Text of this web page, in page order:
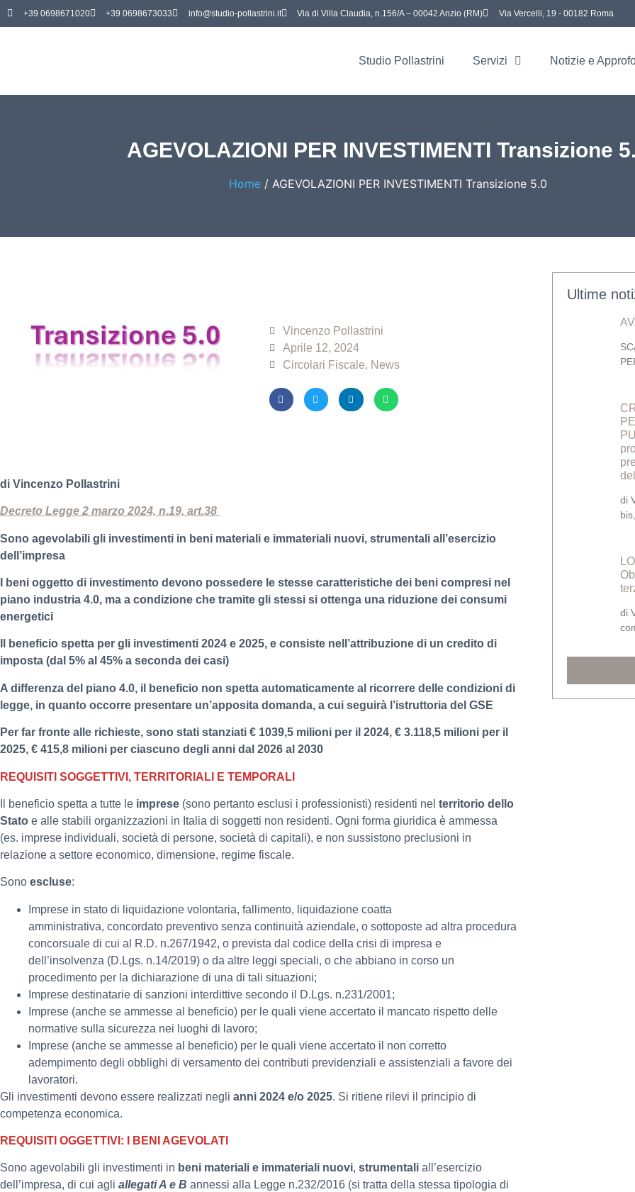
+39 0698671020 +39 0698673033 info@studio-pollastrini.it Via di Villa Claudia, n.156/A – 00042 Anzio (RM) Via Vercelli, 19 - 00182 Roma
Studio Pollastrini Servizi Notizie e
AGEVOLAZIONI PER INVESTIMENTI Transizione
Home/ AGEVOLAZIONI PER INVESTIMENTI Transizione 5.0
Vincenzo Pollastrini
Aprile 12, 2024
Circolari Fiscale, News
di Vincenzo Pollastrini
Decreto Legge 2 marzo 2024, n.19, art.38
Sono agevolabili gli investimenti in beni materiali e immateriali nuovi, strumentali all’esercizio
dell’impresa
I beni oggetto di investimento devono possedere le stesse caratteristiche dei beni compresi nel
piano industria 4.0, ma a condizione che tramite gli stessi si ottenga una riduzione dei consumi
energetici
Il beneficio spetta per gli investimenti 2024 e 2025, e consiste nell’attribuzione di un credito di
imposta (dal 5% al 45% a seconda dei casi)
A differenza del piano 4.0, il beneficio non spetta automaticamente al ricorrere delle condizioni di
legge, in quanto occorre presentare un’apposita domanda, a cui seguirà l’istruttoria del GSE
Per far fronte alle richieste, sono stati stanziati € 1039,5 milioni per il 2024, € 3.118,5 milioni per il
2025, € 415,8 milioni per ciascuno degli anni dal 2026 al 2030
REQUISITI SOGGETTIVI, TERRITORIALI E TEMPORALI
Il beneficio spetta a tutte le imprese (sono pertanto esclusi i professionisti) residenti nel territorio dello
Stato e alle stabili organizzazioni in Italia di soggetti non residenti. Ogni forma giuridica è ammessa
(es. imprese individuali, società di persone, società di capitali), e non sussistono preclusioni in
relazione a settore economico, dimensione, regime fiscale.
Sono escluse:
Imprese in stato di liquidazione volontaria, fallimento, liquidazione coatta
amministrativa, concordato preventivo senza continuità aziendale, o sottoposte ad altra procedura
concorsuale di cui al R.D. n.267/1942, o prevista dal codice della crisi di impresa e
dell’insolvenza (D.Lgs. n.14/2019) o da altre leggi speciali, o che abbiano in corso un
procedimento per la dichiarazione di una di tali situazioni;
Imprese destinatarie di sanzioni interdittive secondo il D.Lgs. n.231/2001;
Imprese (anche se ammesse al beneficio) per le quali viene accertato il mancato rispetto delle
normative sulla sicurezza nei luoghi di lavoro;
Imprese (anche se ammesse al beneficio) per le quali viene accertato il non corretto
adempimento degli obblighi di versamento dei contributi previdenziali e assistenziali a favore dei
lavoratori.
Gli investimenti devono essere realizzati negli anni 2024 e/o 2025. Si ritiene rilevi il principio di
competenza economica.
REQUISITI OGGETTIVI: I BENI AGEVOLATI
Sono agevolabili gli investimenti in beni materiali e immateriali nuovi, strumentali all’esercizio
dell’impresa, di cui agli allegati A e B annessi alla Legge n.232/2016 (si tratta della stessa tipologia di
Ultime
di
di